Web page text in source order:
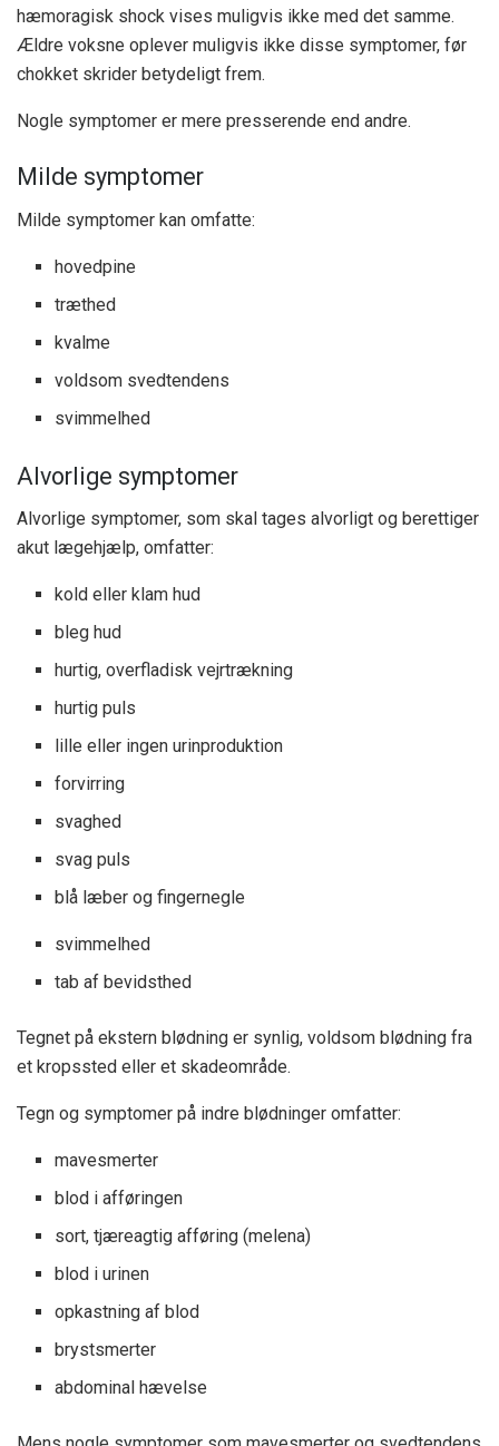
hæmoragisk shock vises muligvis ikke med det samme.
Ældre voksne oplever muligvis ikke disse symptomer, før
chokket skrider betydeligt frem.
Nogle symptomer er mere presserende end andre.
Milde symptomer
Milde symptomer kan omfatte:
hovedpine
træthed
kvalme
voldsom svedtendens
svimmelhed
Alvorlige symptomer
Alvorlige symptomer, som skal tages alvorligt og berettiger
akut lægehjælp, omfatter:
kold eller klam hud
bleg hud
hurtig, overfladisk vejrtrækning
hurtig puls
lille eller ingen urinproduktion
forvirring
svaghed
svag puls
blå læber og fingernegle
svimmelhed
tab af bevidsthed
Tegnet på ekstern blødning er synlig, voldsom blødning fra
et kropssted eller et skadeområde.
Tegn og symptomer på indre blødninger omfatter:
mavesmerter
blod i afføringen
sort, tjæreagtig afføring (melena)
blod i urinen
opkastning af blod
brystsmerter
abdominal hævelse